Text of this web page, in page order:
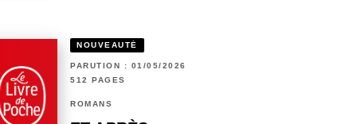
NOUVEAUTÉ
PARUTION : 01/05/2026
512 PAGES
ROMANS